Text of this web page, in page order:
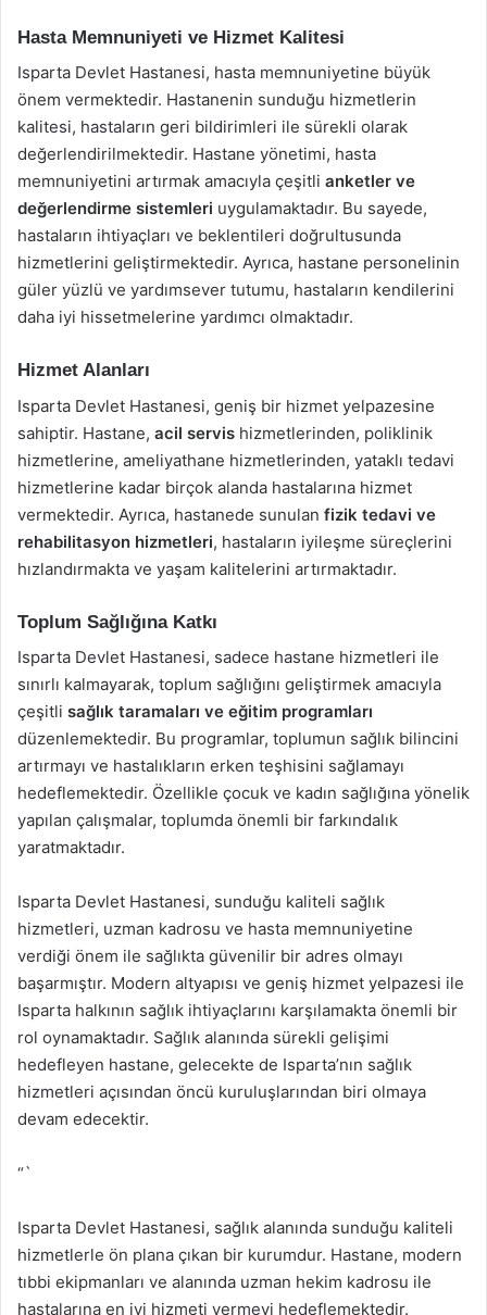
Hasta Memnuniyeti ve Hizmet Kalitesi
Isparta Devlet Hastanesi, hasta memnuniyetine büyük
önem vermektedir. Hastanenin sunduğu hizmetlerin
kalitesi, hastaların geri bildirimleri ile sürekli olarak
değerlendirilmektedir. Hastane yönetimi, hasta
memnuniyetini artırmak amacıyla çeşitli anketler ve
değerlendirme sistemleri uygulamaktadır. Bu sayede,
hastaların ihtiyaçları ve beklentileri doğrultusunda
hizmetlerini geliştirmektedir. Ayrıca, hastane personelinin
güler yüzlü ve yardımsever tutumu, hastaların kendilerini
daha iyi hissetmelerine yardımcı olmaktadır.
Hizmet Alanları
Isparta Devlet Hastanesi, geniş bir hizmet yelpazesine
sahiptir. Hastane, acil servis hizmetlerinden, poliklinik
hizmetlerine, ameliyathane hizmetlerinden, yataklı tedavi
hizmetlerine kadar birçok alanda hastalarına hizmet
vermektedir. Ayrıca, hastanede sunulan fizik tedavi ve
rehabilitasyon hizmetleri, hastaların iyileşme süreçlerini
hızlandırmakta ve yaşam kalitelerini artırmaktadır.
Toplum Sağlığına Katkı
Isparta Devlet Hastanesi, sadece hastane hizmetleri ile
sınırlı kalmayarak, toplum sağlığını geliştirmek amacıyla
çeşitli sağlık taramaları ve eğitim programları
düzenlemektedir. Bu programlar, toplumun sağlık bilincini
artırmayı ve hastalıkların erken teşhisini sağlamayı
hedeflemektedir. Özellikle çocuk ve kadın sağlığına yönelik
yapılan çalışmalar, toplumda önemli bir farkındalık
yaratmaktadır.
Isparta Devlet Hastanesi, sunduğu kaliteli sağlık
hizmetleri, uzman kadrosu ve hasta memnuniyetine
verdiği önem ile sağlıkta güvenilir bir adres olmayı
başarmıştır. Modern altyapısı ve geniş hizmet yelpazesi ile
Isparta halkının sağlık ihtiyaçlarını karşılamakta önemli bir
rol oynamaktadır. Sağlık alanında sürekli gelişimi
hedefleyen hastane, gelecekte de Isparta’nın sağlık
hizmetleri açısından öncü kuruluşlarından biri olmaya
devam edecektir.
“`
Isparta Devlet Hastanesi, sağlık alanında sunduğu kaliteli
hizmetlerle ön plana çıkan bir kurumdur. Hastane, modern
tıbbi ekipmanları ve alanında uzman hekim kadrosu ile
hastalarına en iyi hizmeti vermeyi hedeflemektedir.